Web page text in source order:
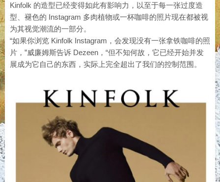
Kinfolk 的造型已经变得如此有影响力，以至于每一张过度造
型、褪色的 Instagram 多肉植物或一杯咖啡的照片现在都被视
为其视觉潮流的一部分。
“如果你浏览 Kinfolk Instagram，会发现没有一张拿铁咖啡的照
片，”威廉姆斯告诉 Dezeen，“但不知何故，它已经开始并发
展成为它自己的东西，实际上完全超出了我们的控制范围。